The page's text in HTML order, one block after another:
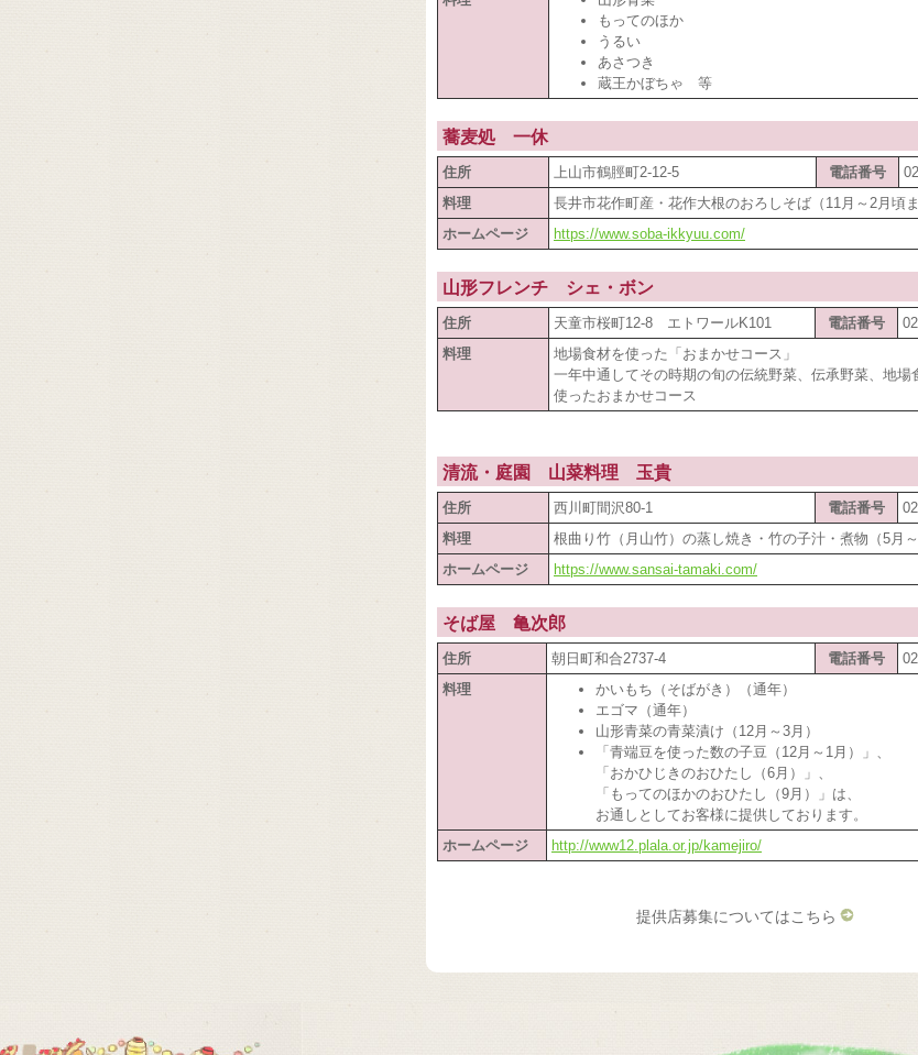
もってのほか
うるい
あさつき
蔵王かぼちゃ 等
蕎麦処 一休
住所 上山市鶴脛町2-12-5 電話番号
料理
長井市花作町産・花作大根のおろしそば（11月～2月頃
ホームページ
https://www.soba-ikkyuu.com/
山形フレンチ シェ・ボン
住所 天童市桜町12-8 エトワールK101 電話番号
料理
地場食材を使った「おまかせコース」
一年中通してその時期の旬の伝統野菜、伝承野菜、地場
使ったおまかせコース
清流・庭園 山菜料理 玉貴
住所 西川町間沢80-1 電話番号
料理
根曲り竹（月山竹）の蒸し焼き・竹の子汁・煮物（5月～
ホームページ
https://www.sansai-tamaki.com/
そば屋 亀次郎
住所 朝日町和合2737-4 電話番号
料理
かいもち（そばがき）（通年）
エゴマ（通年）
山形青菜の青菜漬け（12月～3月）
「青端豆を使った数の子豆（12月～1月）」、
「おかひじきのおひたし（6月）」、
「もってのほかのおひたし（9月）」は、
お通しとしてお客様に提供しております。
ホームページ
http://www12.plala.or.jp/kamejiro/
提供店募集についてはこちら